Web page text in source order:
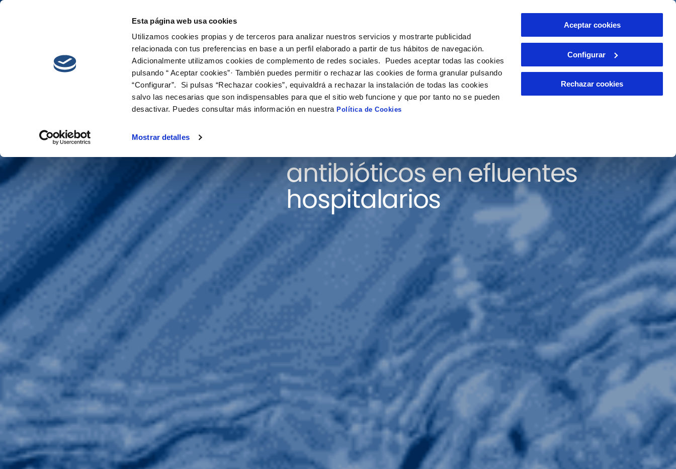
Esta página web usa cookies
Utilizamos cookies propias y de terceros para analizar nuestros servicios y mostrarte publicidad
relacionada con tus preferencias en base a un perfil elaborado a partir de tus hábitos de navegación.
Adicionalmente utilizamos cookies de complemento de redes sociales. Puedes aceptar todas las cookies
pulsando “ Aceptar cookies”· También puedes permitir o rechazar las cookies de forma granular pulsando
“Configurar”. Si pulsas “Rechazar cookies”, equivaldrá a rechazar la instalación de todas las cookies
salvo las necesarias que son indispensables para que el sitio web funcione y que por tanto no se pueden
desactivar. Puedes consultar más información en nuestraPolítica de Cookies
Mostrar detalles
Aceptar cookies
Configurar
Rechazar cookies
Cetaqua Innovación ES
LIFE GENESYS Eliminación de resistencias a
antibióticos en efluentes
hospitalarios